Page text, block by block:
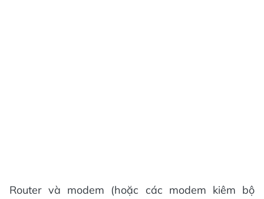
Router và modem (hoặc các modem kiêm bộ